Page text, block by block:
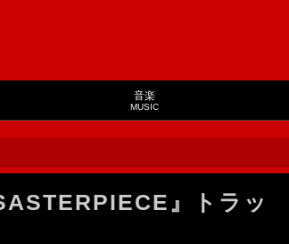
音楽
MUSIC
』トラッ